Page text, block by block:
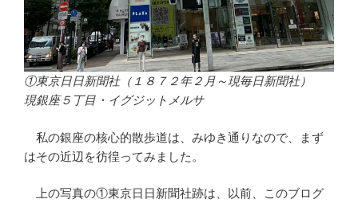
①東京日日新聞社（１８７２年２月～現毎日新聞社）
現銀座５丁目・イグジットメルサ
私の銀座の核心的散歩道は、みゆき通りなので、まず
はその近辺を彷徨ってみました。
上の写真の①東京日日新聞社跡は、以前、このブログ